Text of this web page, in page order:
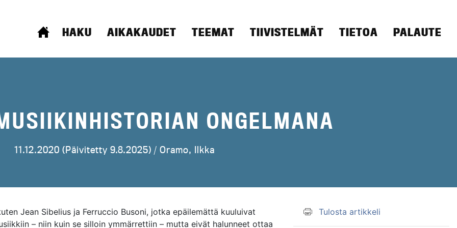
ETUSIVU
HAKU AIKAKAUDET TEEMAT TIIVISTELMÄT TIETOA PALAUTE
ONGELMANA
11.12.2020 (Päivitetty 9.8.2025) / Oramo, Ilkka
Jean Sibelius ja Ferruccio Busoni, jotka epäilemättä kuuluivat
– niin kuin se silloin ymmärrettiin – mutta eivät halunneet ottaa
Tulosta artikkeli